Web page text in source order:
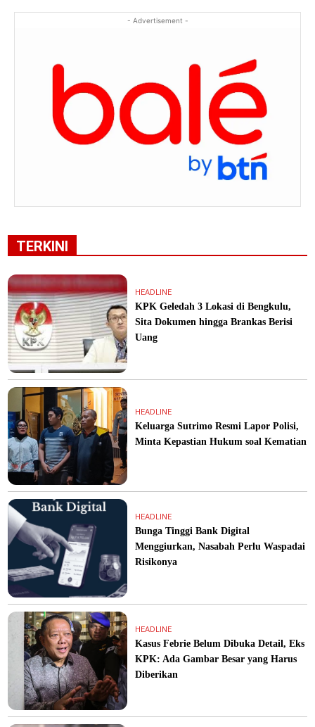
- Advertisement -
TERKINI
HEADLINE
KPK Geledah 3 Lokasi di Bengkulu,
Sita Dokumen hingga Brankas Berisi
Uang
HEADLINE
Keluarga Sutrimo Resmi Lapor Polisi,
Minta Kepastian Hukum soal Kematian
HEADLINE
Bunga Tinggi Bank Digital
Menggiurkan, Nasabah Perlu Waspadai
Risikonya
HEADLINE
Kasus Febrie Belum Dibuka Detail, Eks
KPK: Ada Gambar Besar yang Harus
Diberikan